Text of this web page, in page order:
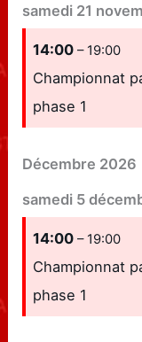
samedi 21
14:00– 19:00
Championnat
phase 1
Décembre 2026
samedi 5
14:00– 19:00
Championnat
phase 1